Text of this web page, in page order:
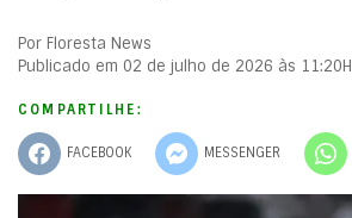
Por Floresta News
Publicado em 02 de julho de 2026 às 11:20H
COMPARTILHE:
FACEBOOK MESSENGER